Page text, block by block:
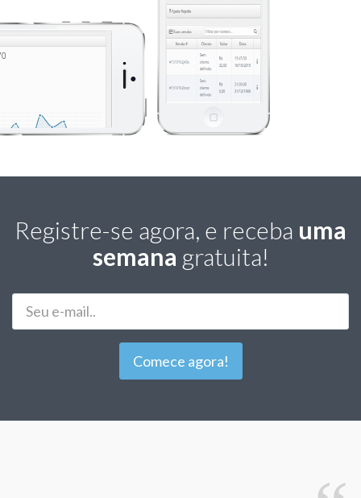
Registre-se agora, e receba uma
semana gratuita!
Comece agora!